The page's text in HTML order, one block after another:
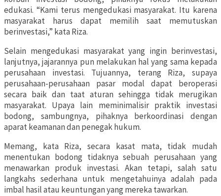
edukasi. “Kami terus mengedukasi masyarakat. Itu karena
masyarakat harus dapat memilih saat memutuskan
berinvestasi,” kata Riza.
Selain mengedukasi masyarakat yang ingin berinvestasi,
lanjutnya, jajarannya pun melakukan hal yang sama kepada
perusahaan investasi. Tujuannya, terang Riza, supaya
perusahaan-perusahaan pasar modal dapat beroperasi
secara baik dan taat aturan sehingga tidak merugikan
masyarakat. Upaya lain meminimalisir praktik investasi
bodong, sambungnya, pihaknya berkoordinasi dengan
aparat keamanan dan penegak hukum.
Memang, kata Riza, secara kasat mata, tidak mudah
menentukan bodong tidaknya sebuah perusahaan yang
menawarkan produk investasi. Akan tetapi, salah satu
langkahs sederhana untuk mengetahuinya adalah pada
imbal hasil atau keuntungan yang mereka tawarkan.